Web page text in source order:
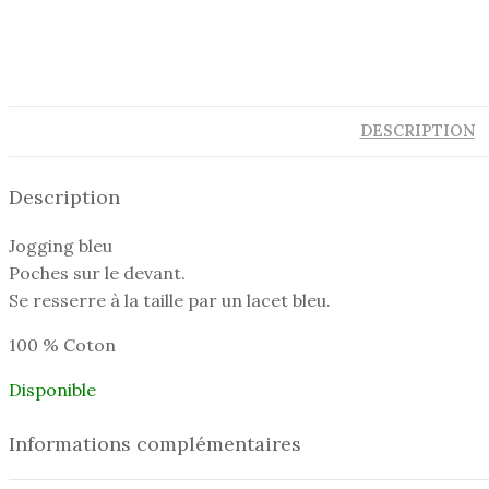
DESCRIPTION
Description
Jogging bleu
Poches sur le devant.
Se resserre à la taille par un lacet bleu.
100 % Coton
Disponible
Informations complémentaires